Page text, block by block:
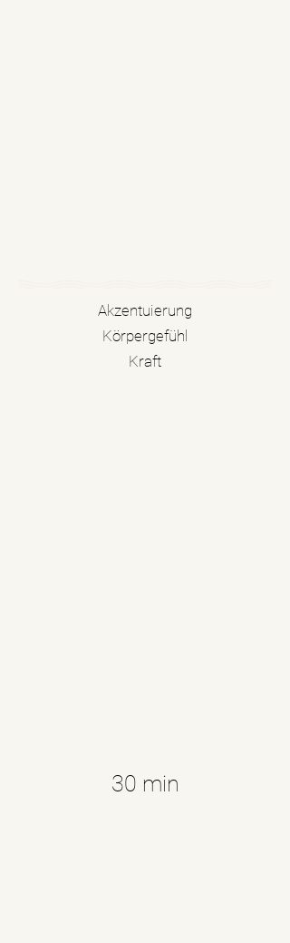
Akzentuierung
Körpergefühl
Kraft
30 min